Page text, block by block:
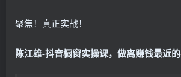
聚焦！真正实战！
陈江雄-抖音橱窗实操课，做离赚钱最近